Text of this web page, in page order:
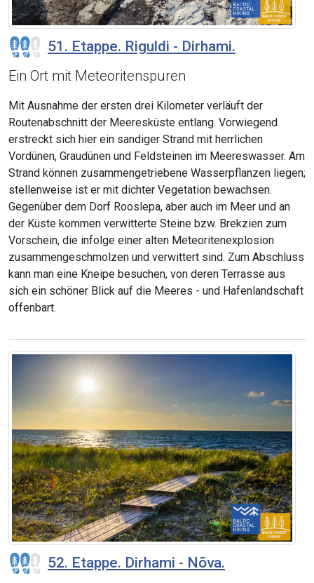
51. Etappe. Riguldi - Dirhami.
Ein Ort mit Meteoritenspuren
Mit Ausnahme der ersten drei Kilometer verläuft der
Routenabschnitt der Meeresküste entlang. Vorwiegend
erstreckt sich hier ein sandiger Strand mit herrlichen
Vordünen, Graudünen und Feldsteinen im Meereswasser. Am
Strand können zusammengetriebene Wasserpflanzen liegen;
stellenweise ist er mit dichter Vegetation bewachsen.
Gegenüber dem Dorf Rooslepa, aber auch im Meer und an
der Küste kommen verwitterte Steine bzw. Brekzien zum
Vorschein, die infolge einer alten Meteoritenexplosion
zusammengeschmolzen und verwittert sind. Zum Abschluss
kann man eine Kneipe besuchen, von deren Terrasse aus
sich ein schöner Blick auf die Meeres - und Hafenlandschaft
offenbart.
52. Etappe. Dirhami - Nõva.